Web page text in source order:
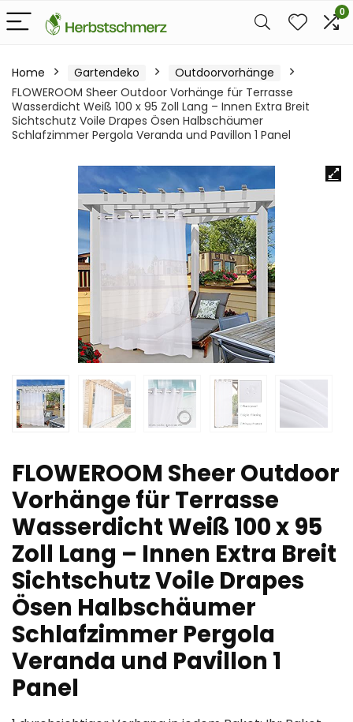
0
Home Gartendeko
Outdoorvorhänge
FLOWEROOM Sheer Outdoor Vorhänge für Terrasse
Wasserdicht Weiß 100 x 95 Zoll Lang – Innen Extra Breit
Sichtschutz Voile Drapes Ösen Halbschäumer
Schlafzimmer Pergola Veranda und Pavillon 1 Panel
FLOWEROOM Sheer Outdoor
Vorhänge für Terrasse
Wasserdicht Weiß 100 x 95
Zoll Lang – Innen Extra Breit
Sichtschutz Voile Drapes
Ösen Halbschäumer
Schlafzimmer Pergola
Veranda und Pavillon 1
Panel